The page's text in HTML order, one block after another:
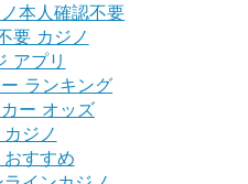
本人確認不要
要 カジノ
アプリ
ランキング
ー オッズ
ジノ
すすめ